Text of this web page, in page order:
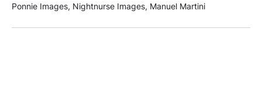
Ponnie Images, Nightnurse Images, Manuel Martini